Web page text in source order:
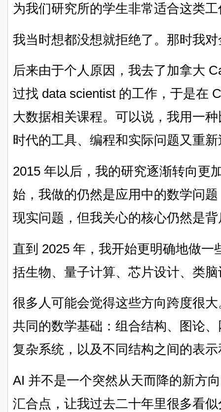
为我们研究所的学生非常适合这类
我当时想都没想就拒绝了。那时我
后来由于个人原因，我去了加拿大
过找 data scientist 的工作，于是在
大数据相关课程。可以说，我用一
时代的工具、编程和实际问题又重
2015 年以后，我的研究逐渐转向更
始，我做的仍然是应用中的数学问
现实问题，但我关心的核心仍然是
直到 2025 年，我开始更明确地做一
括生物、量子计算、芯片设计、类
很多人可能会觉得这些方向跨度很
共同的数学基础：组合结构、图论
复杂系统，以及不同结构之间的表
AI 并不是一个突然从天而降的新方
汇合点，让我过去二十年里很多看